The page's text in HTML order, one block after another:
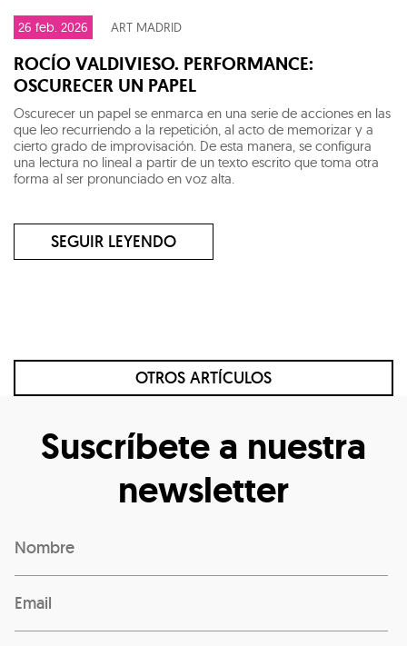
26 feb. 2026 ART MADRID
ROCÍO VALDIVIESO. PERFORMANCE:
OSCURECER UN PAPEL
Oscurecer un papel se enmarca en una serie de acciones en las
que leo recurriendo a la repetición, al acto de memorizar y a
cierto grado de improvisación. De esta manera, se configura
una lectura no lineal a partir de un texto escrito que toma otra
forma al ser pronunciado en voz alta.
SEGUIR LEYENDO
OTROS ARTÍCULOS
Suscríbete a nuestra
newsletter